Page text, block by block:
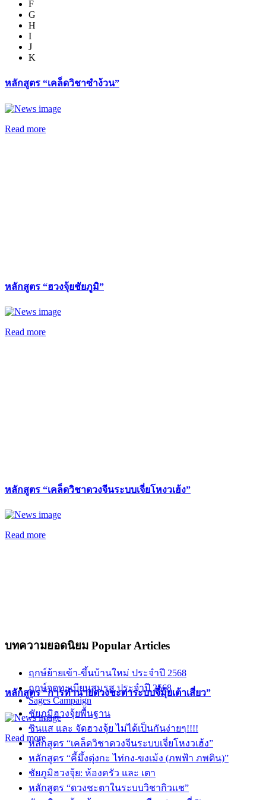
F
G
H
I
J
K
หลักสูตร “เคล็ดวิชาซำง้วน”
Read more
หลักสูตร “ฮวงจุ้ยชัยภูมิ”
Read more
หลักสูตร “เคล็ดวิชาดวงจีนระบบเจี่ยโหงวเฮ้ง”
Read more
หลักสูตร “การทำนายดวงชะตาระบบจี๋มุ้ยเต้าเสี่ยว”
Read more
บทความยอดนิยม Popular Articles
ฤกษ์ย้ายเข้า-ขึ้นบ้านใหม่ ประจำปี 2568
ฤกษ์จดทะเบียนสมรส ประจำปี 2568
Sages Campaign
ชัยภูมิฮวงจุ้ยพื้นฐาน
ซินแส และ จัดฮวงจุ้ย ไม่ได้เป็นกันง่ายๆ!!!!
หลักสูตร “เคล็ดวิชาดวงจีนระบบเจี่ยโหงวเฮ้ง”
หลักสูตร “คี้มึ้งตุ่งกะ ไท่กง-ขงเม้ง (ภพฟ้า ภพดิน)”
ชัยภูมิฮวงจุ้ย: ห้องครัว และ เตา
หลักสูตร “ดวงชะตาในระบบวิชากิวแช”